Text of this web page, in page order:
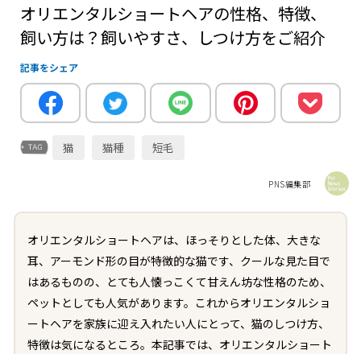
オリエンタルショートヘアの性格、特徴、
飼い方は？飼いやすさ、しつけ方をご紹介
記事をシェア
猫 猫種 短毛
PNS編集部
オリエンタルショートヘアは、ほっそりとした体、大きな
耳、アーモンド形の目が特徴的な猫です、クールな見た目で
はあるものの、とても人懐っこくて甘えん坊な性格のため、
ペットとしても人気があります。これからオリエンタルショ
ートヘアを家族に迎え入れたい人にとって、猫のしつけ方、
特徴は気になるところ。本記事では、オリエンタルショート